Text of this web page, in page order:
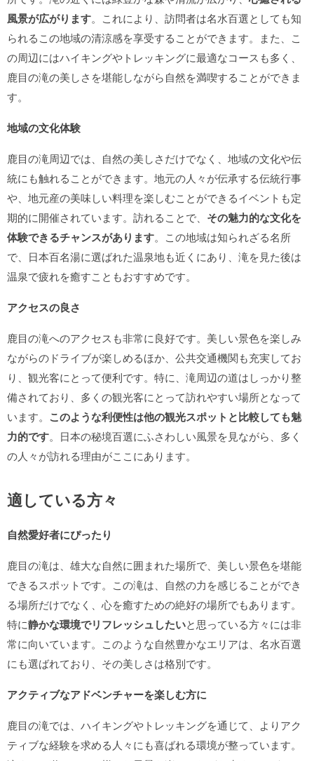
風景が広がります。これにより、訪問者は名水百選としても知
られるこの地域の清涼感を享受することができます。また、こ
の周辺にはハイキングやトレッキングに最適なコースも多く、
鹿目の滝の美しさを堪能しながら自然を満喫することができま
す。
地域の文化体験
鹿目の滝周辺では、自然の美しさだけでなく、地域の文化や伝
統にも触れることができます。地元の人々が伝承する伝統行事
や、地元産の美味しい料理を楽しむことができるイベントも定
期的に開催されています。訪れることで、 その魅力的な文化を
体験できるチャンスがあります。この地域は知られざる名所
で、日本百名湯に選ばれた温泉地も近くにあり、滝を見た後は
温泉で疲れを癒すこともおすすめです。
アクセスの良さ
鹿目の滝へのアクセスも非常に良好です。美しい景色を楽しみ
ながらのドライブが楽しめるほか、公共交通機関も充実してお
り、観光客にとって便利です。特に、滝周辺の道はしっかり整
備されており、多くの観光客にとって訪れやすい場所となって
います。 このような利便性は他の観光スポットと比較しても魅
力的です。日本の秘境百選にふさわしい風景を見ながら、多く
の人々が訪れる理由がここにあります。
適している方々
自然愛好者にぴったり
鹿目の滝は、雄大な自然に囲まれた場所で、美しい景色を堪能
できるスポットです。この滝は、自然の力を感じることができ
る場所だけでなく、心を癒すための絶好の場所でもあります。
特に静かな環境でリフレッシュしたいと思っている方々には非
常に向いています。このような自然豊かなエリアは、名水百選
にも選ばれており、その美しさは格別です。
アクティブなアドベンチャーを楽しむ方に
鹿目の滝では、ハイキングやトレッキングを通じて、よりアク
ティブな経験を求める人々にも喜ばれる環境が整っています。